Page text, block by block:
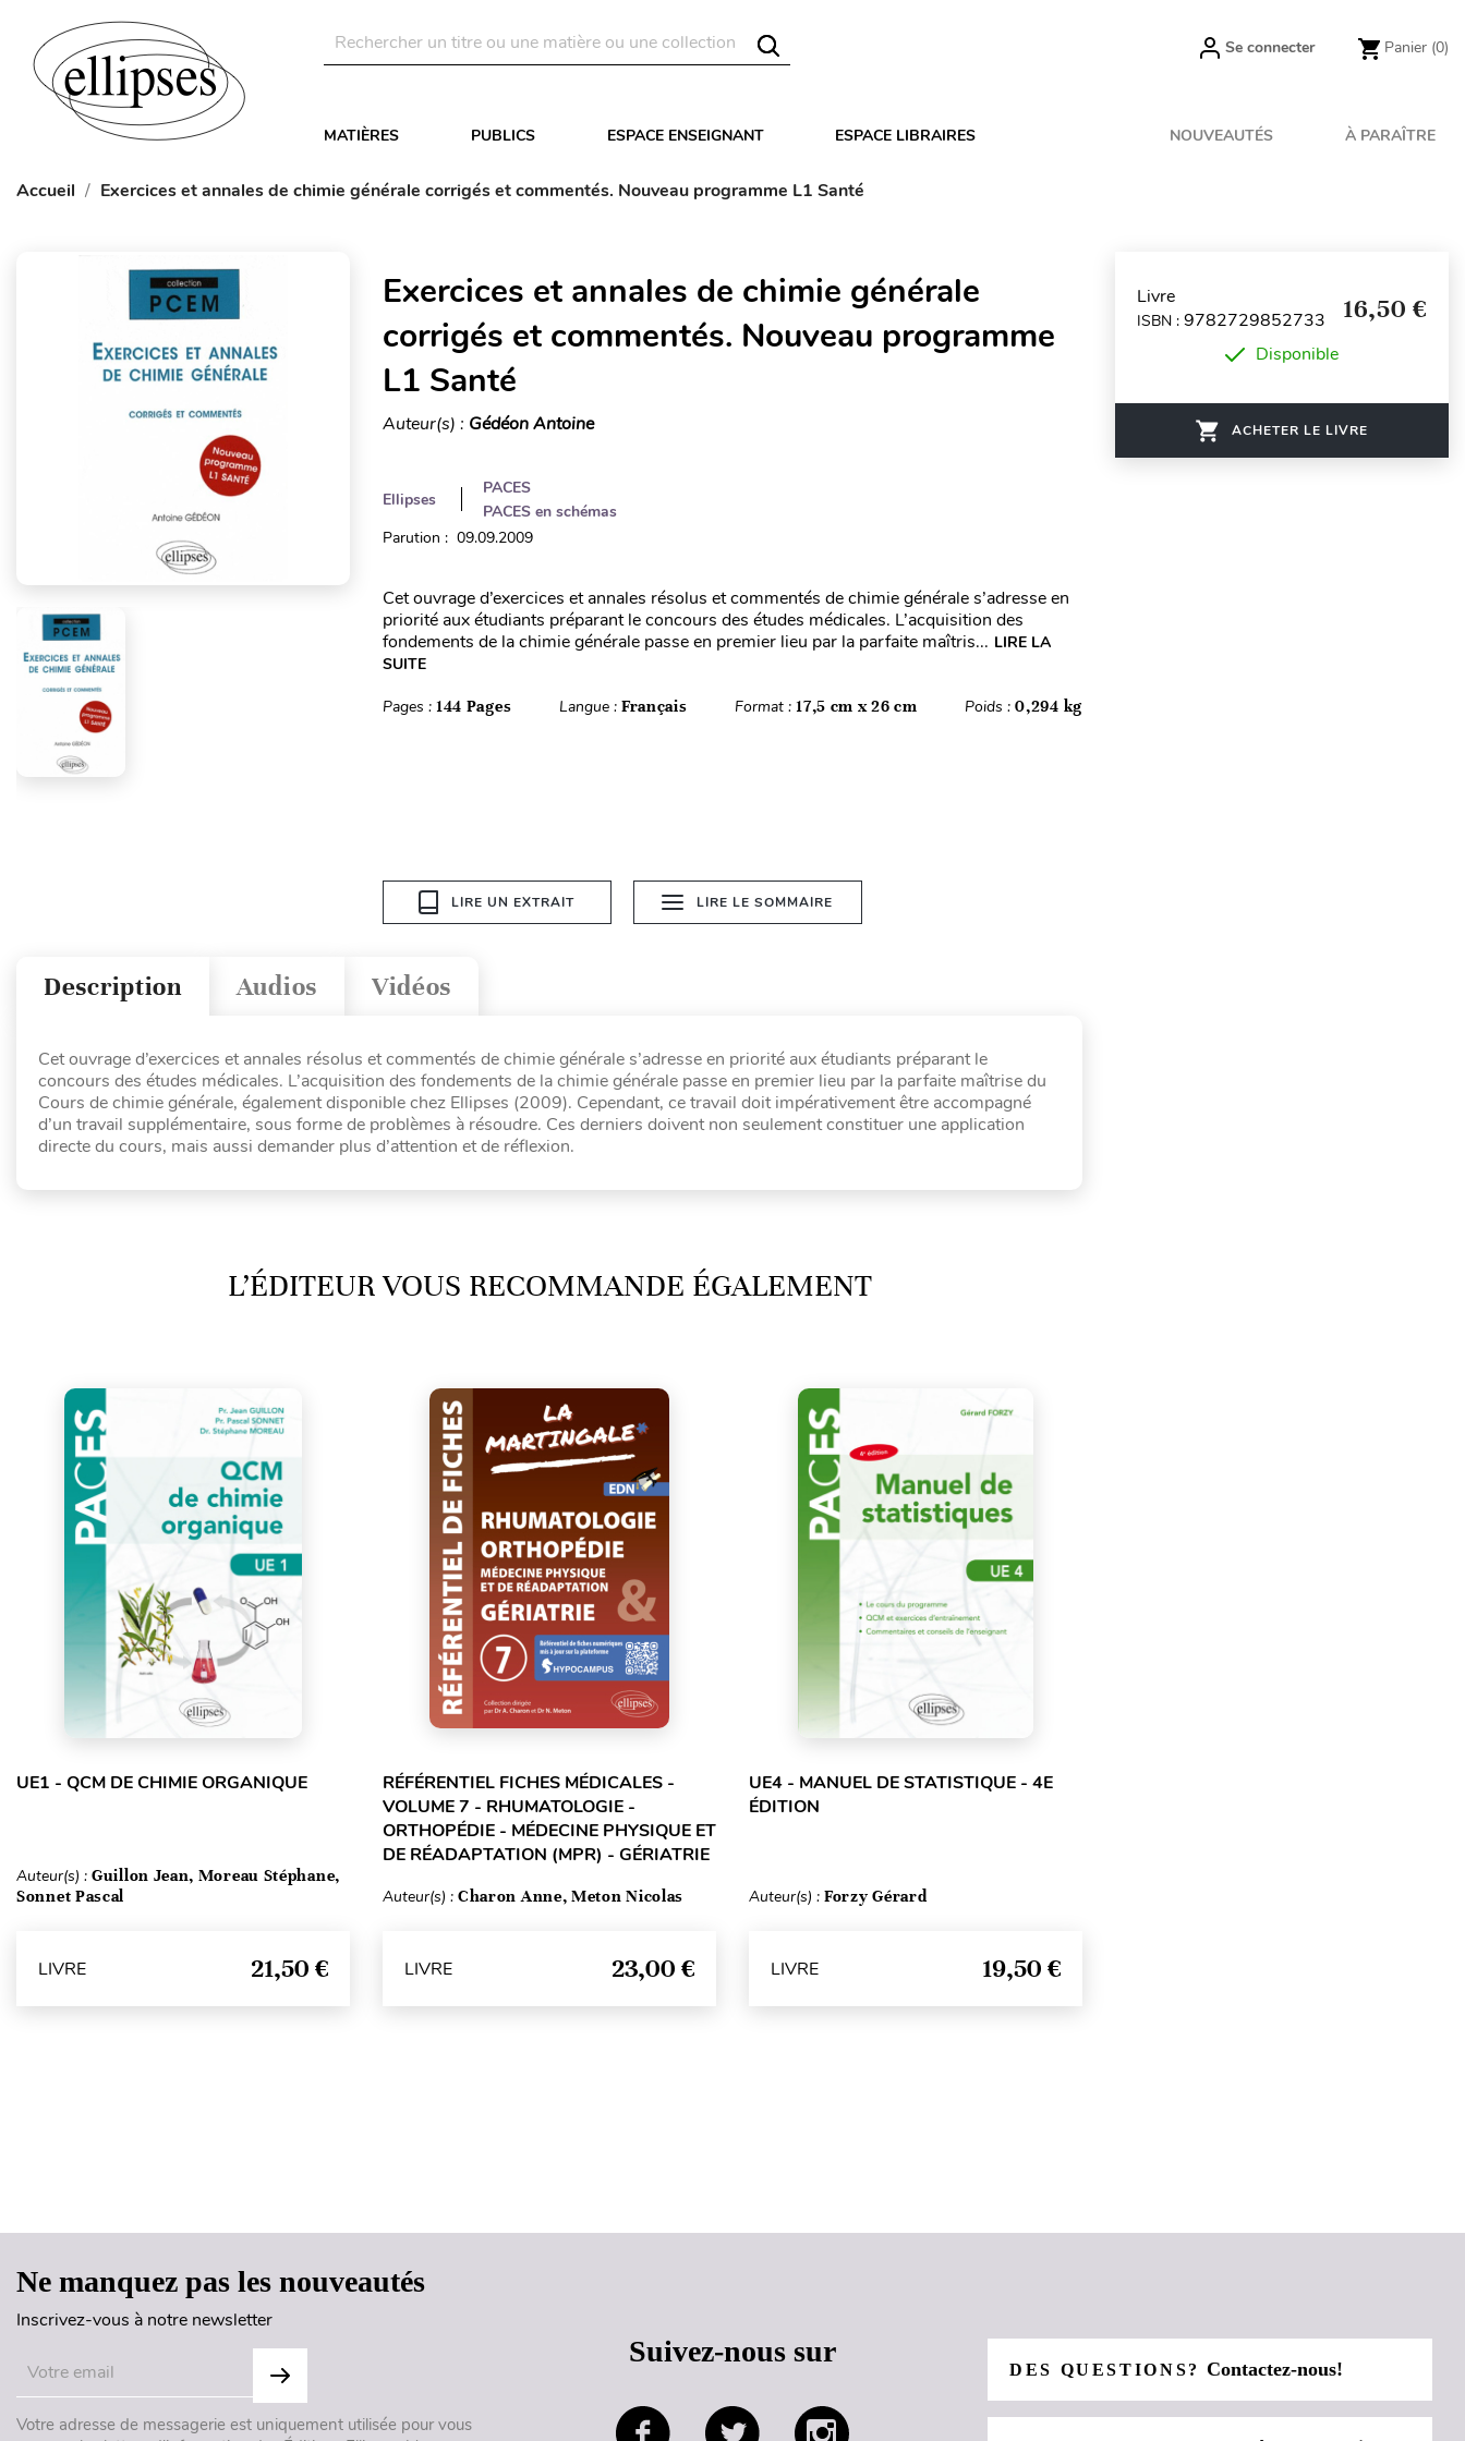
Se connecter Panier (0)
MATIÈRES PUBLICS ESPACE ENSEIGNANT ESPACE LIBRAIRES NOUVEAUTÉS À PARAÎTRE
Accueil Exercices et annales de chimie générale corrigés et commentés. Nouveau programme L1 Santé
Exercices et annales de chimie générale
corrigés et commentés. Nouveau programme
L1 Santé
Auteur(s) : Gédéon Antoine
Ellipses
PACES
PACES en schémas
Parution : 09.09.2009
Cet ouvrage d’exercices et annales résolus et commentés de chimie générale s’adresse en
priorité aux étudiants préparant le concours des études médicales. L’acquisition des
fondements de la chimie générale passe en premier lieu par la parfaite maîtris... LIRE LA
SUITE
Pages : 144 Pages Langue : Français Format :17,5 cm x 26 cm Poids :0,294 kg
LIRE UN EXTRAIT LIRE LE SOMMAIRE
Vidéos
Audios
Description
Cet ouvrage d’exercices et annales résolus et commentés de chimie générale s’adresse en priorité aux étudiants préparant le
concours des études médicales. L’acquisition des fondements de la chimie générale passe en premier lieu par la parfaite maîtrise du
Cours de chimie générale, également disponible chez Ellipses (2009). Cependant, ce travail doit impérativement être accompagné
d’un travail supplémentaire, sous forme de problèmes à résoudre. Ces derniers doivent non seulement constituer une application
directe du cours, mais aussi demander plus d’attention et de réflexion.
L’ÉDITEUR VOUS RECOMMANDE ÉGALEMENT
UE1 - QCM DE CHIMIE ORGANIQUE
Auteur(s) : Guillon Jean, Moreau Stéphane,
Sonnet Pascal
LIVRE 21,50 €
RÉFÉRENTIEL FICHES MÉDICALES -
VOLUME 7 - RHUMATOLOGIE -
ORTHOPÉDIE - MÉDECINE PHYSIQUE ET
DE RÉADAPTATION (MPR) - GÉRIATRIE
Auteur(s) : Charon Anne, Meton Nicolas
LIVRE 23,00 €
UE4 - MANUEL DE STATISTIQUE - 4E
ÉDITION
Auteur(s) : Forzy Gérard
LIVRE 19,50 €
Livre
ISBN : 9782729852733 16,50 €
Disponible
ACHETER LE LIVRE
Ne manquez pas les nouveautés
Inscrivez-vous à notre newsletter
Votre adresse de messagerie est uniquement utilisée pour vous
Suivez-nous sur
DES QUESTIONS?Contactez-nous!